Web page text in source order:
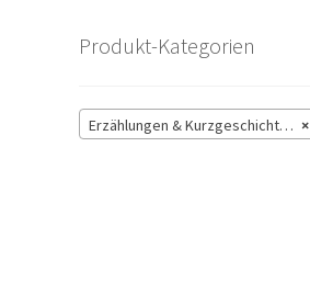
Produkt-Kategorien
×
Erzählungen & Kurzgeschichten (111)